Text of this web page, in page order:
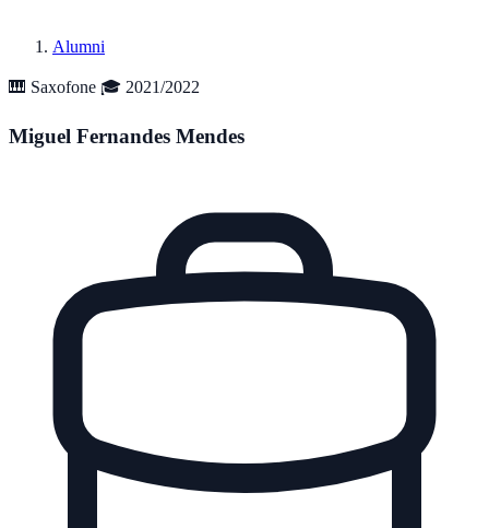
Alumni
🎹 Saxofone 🎓 2021/2022
Miguel Fernandes Mendes